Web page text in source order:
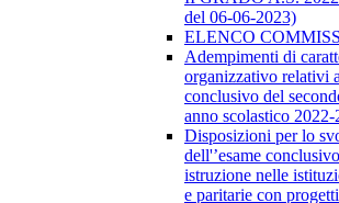
del 06-06-2023)
ELENCO
Adempimenti di
organizzativo relativi
conclusivo del
anno scolastico 2022-
Disposizioni per lo
dell'’esame
istruzione nelle
e paritarie con